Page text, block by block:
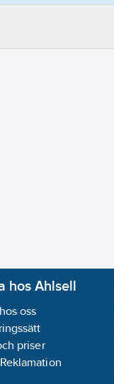
hos Ahlsell
oss
priser